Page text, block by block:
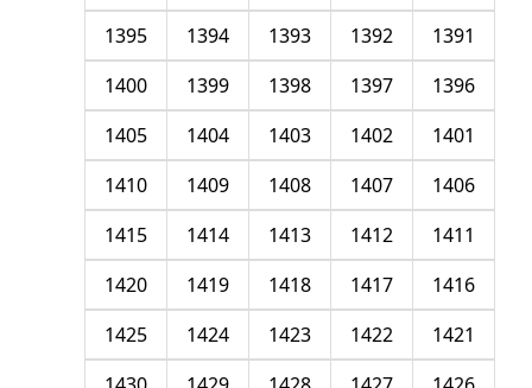
1391
1392
1393
1394
1395
1396
1397
1398
1399
1400
1401
1402
1403
1404
1405
1406
1407
1408
1409
1410
1411
1412
1413
1414
1415
1416
1417
1418
1419
1420
1421
1422
1423
1424
1425